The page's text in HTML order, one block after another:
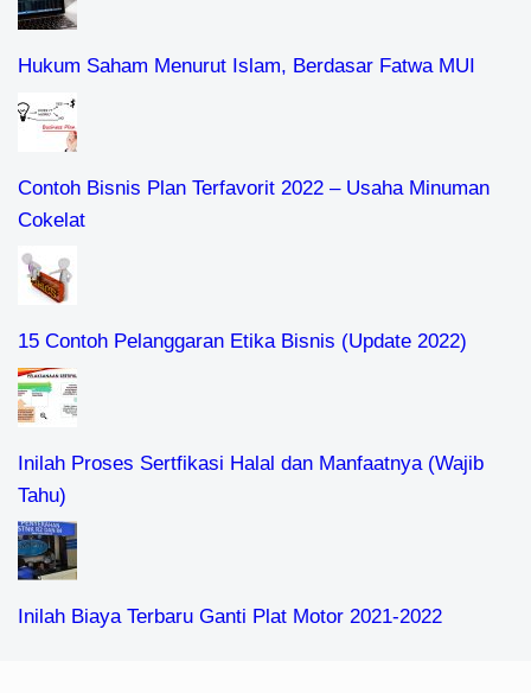
Hukum Saham Menurut Islam, Berdasar Fatwa MUI
Contoh Bisnis Plan Terfavorit 2022 – Usaha Minuman
Cokelat
15 Contoh Pelanggaran Etika Bisnis (Update 2022)
Inilah Proses Sertfikasi Halal dan Manfaatnya (Wajib
Tahu)
Inilah Biaya Terbaru Ganti Plat Motor 2021-2022